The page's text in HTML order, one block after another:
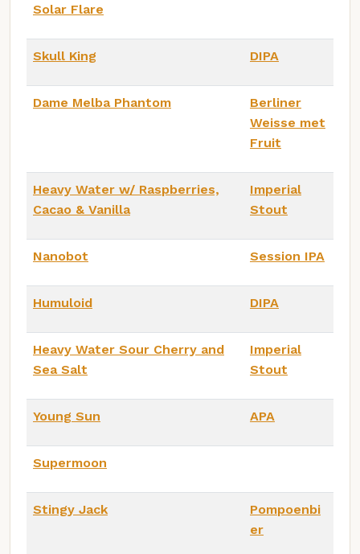
Solar Flare
Skull King DIPA
Dame Melba Phantom
Berliner
Weisse met
Fruit
Heavy Water w/ Raspberries,
Cacao & Vanilla
Imperial
Stout
Nanobot Session IPA
Humuloid DIPA
Heavy Water Sour Cherry and
Sea Salt
Imperial
Stout
Young Sun APA
Supermoon
Stingy Jack
Pompoenbi
er